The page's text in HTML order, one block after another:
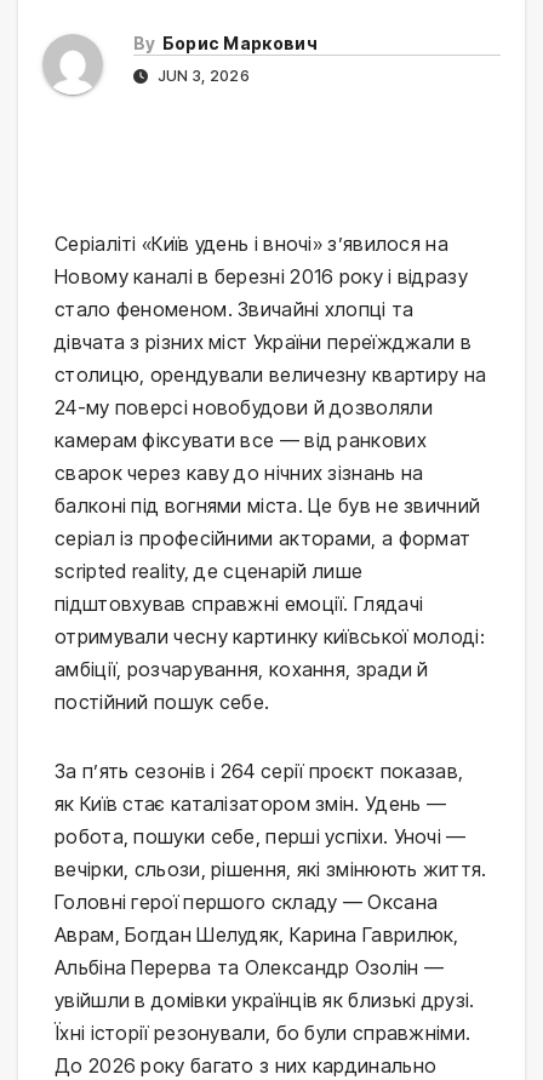
By Борис Маркович
JUN 3, 2026
Серіаліті «Київ удень і вночі» з’явилося на
Новому каналі в березні 2016 року і відразу
стало феноменом. Звичайні хлопці та
дівчата з різних міст України переїжджали в
столицю, орендували величезну квартиру на
24-му поверсі новобудови й дозволяли
камерам фіксувати все — від ранкових
сварок через каву до нічних зізнань на
балконі під вогнями міста. Це був не звичний
серіал із професійними акторами, а формат
scripted reality, де сценарій лише
підштовхував справжні емоції. Глядачі
отримували чесну картинку київської молоді:
амбіції, розчарування, кохання, зради й
постійний пошук себе.
За п’ять сезонів і 264 серії проєкт показав,
як Київ стає каталізатором змін. Удень —
робота, пошуки себе, перші успіхи. Уночі —
вечірки, сльози, рішення, які змінюють життя.
Головні герої першого складу — Оксана
Аврам, Богдан Шелудяк, Карина Гаврилюк,
Альбіна Перерва та Олександр Озолін —
увійшли в домівки українців як близькі друзі.
Їхні історії резонували, бо були справжніми.
До 2026 року багато з них кардинально